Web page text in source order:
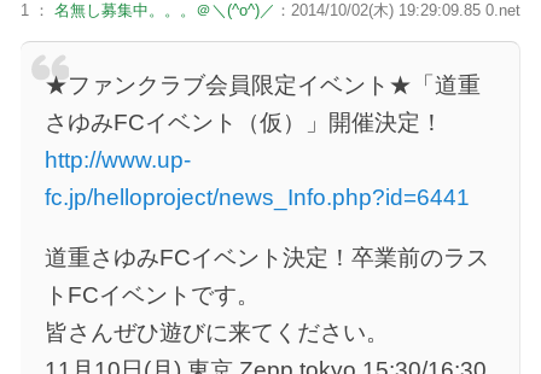
1 ： 名無し募集中。。。＠＼(^o^)／ ：2014/10/02(木) 19:29:09.85 0.net
★ファンクラブ会員限定イベント★「道重
さゆみFCイベント（仮）」開催決定！
http://www.up-
fc.jp/helloproject/news_Info.php?id=6441
道重さゆみFCイベント決定！卒業前のラス
トFCイベントです。
皆さんぜひ遊びに来てください。